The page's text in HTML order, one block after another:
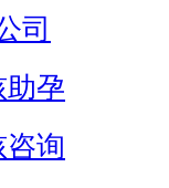
司
助孕
询